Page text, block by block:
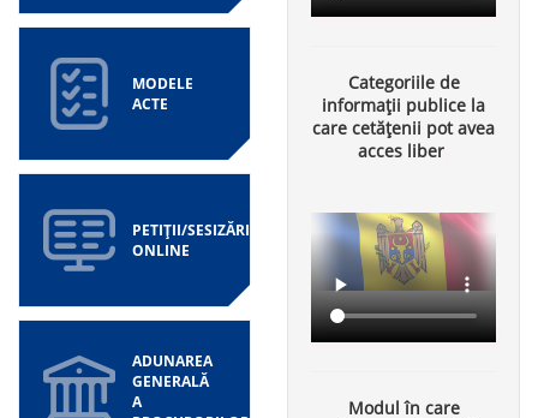
MODELE
ACTE
PETIȚII/SESIZĂRI
ONLINE
ADUNAREA
GENERALĂ
A
Categoriile de
informații publice la
care cetățenii pot avea
acces liber
Modul în care